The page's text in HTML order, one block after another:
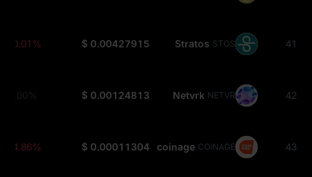
41
Stratos STOS
$ 0.00427915
-0.01%
42
Netvrk NETVR
$ 0.00124813
0.00%
43
coinage COINAGE
$ 0.00011304
-4.86%